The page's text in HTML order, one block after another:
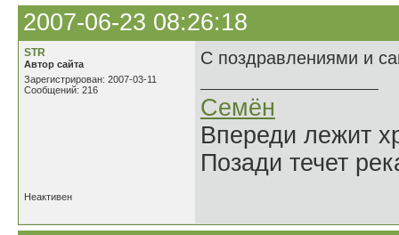
2007-06-23 08:26:18
STR
Автор сайта
Зарегистрирован: 2007-03-11
Сообщений: 216
С поздравлениями и
Семён
Впереди лежит
Позади течет
Неактивен